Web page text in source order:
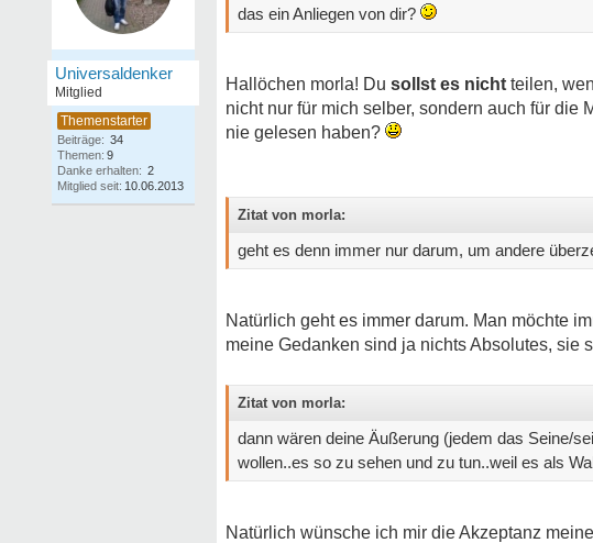
Universaldenker
Mitglied
Beiträge: 34
Themen: 9
Danke erhalten: 2
Mitglied seit: 10.06.2013
das ein Anliegen von dir?
Hallöchen morla! Du sollst es nicht teilen,
nicht nur für mich selber, sondern auch für
nie gelesen haben?
Zitat von morla:
geht es denn immer nur darum, um andere
Natürlich geht es immer darum. Man möchte
meine Gedanken sind ja nichts Absolutes, sie
Zitat von morla:
dann wären deine Äußerung (jedem das Seine/
wollen..es so zu sehen und zu tun..weil es als
Natürlich wünsche ich mir die Akzeptanz